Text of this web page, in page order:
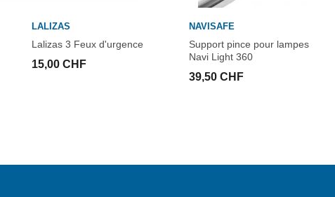
LALIZAS
Lalizas 3 Feux d'urgence
15,00 CHF
NAVISAFE
Support pince pour lampes
Navi Light 360
39,50 CHF